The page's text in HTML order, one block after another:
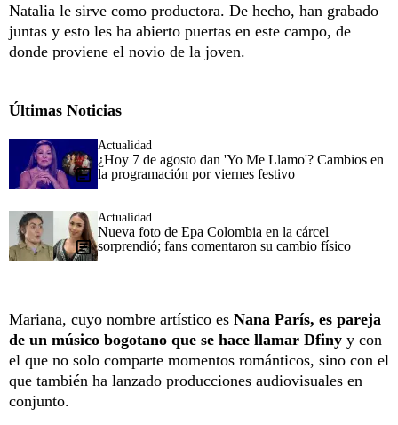
Natalia le sirve como productora. De hecho, han grabado
juntas y esto les ha abierto puertas en este campo, de
donde proviene el novio de la joven.
Últimas Noticias
Actualidad
¿Hoy 7 de agosto dan 'Yo Me Llamo'? Cambios en
la programación por viernes festivo
Actualidad
Nueva foto de Epa Colombia en la cárcel
sorprendió; fans comentaron su cambio físico
Mariana, cuyo nombre artístico es Nana París, es pareja
de un músico bogotano que se hace llamar Dfiny y con
el que no solo comparte momentos románticos, sino con el
que también ha lanzado producciones audiovisuales en
conjunto.